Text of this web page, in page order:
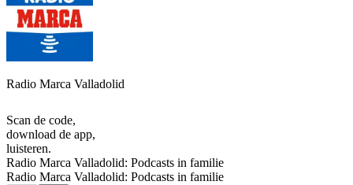
Radio Marca Valladolid
Scan de code,
download de app,
luisteren.
Radio Marca Valladolid: Podcasts in familie
Radio Marca Valladolid: Podcasts in familie